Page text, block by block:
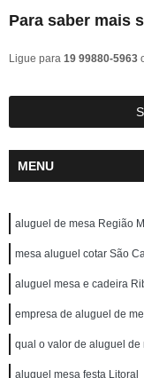
Para saber mais
Ligue para 19 99880-5963
MENU
aluguel de mesa Região
mesa aluguel cotar São
aluguel mesa e cadeira
empresa de aluguel de
qual o valor de aluguel de
aluguel mesa festa Litoral